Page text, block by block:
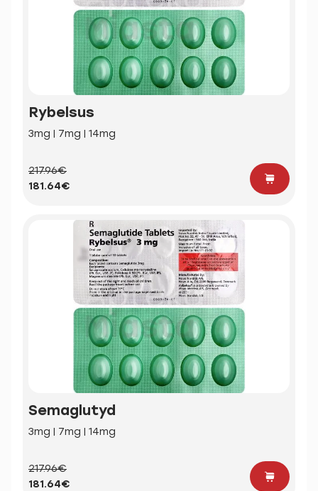
Rybelsus
3mg | 7mg | 14mg
217.96€
181.64€
Semaglutyd
3mg | 7mg | 14mg
217.96€
181.64€